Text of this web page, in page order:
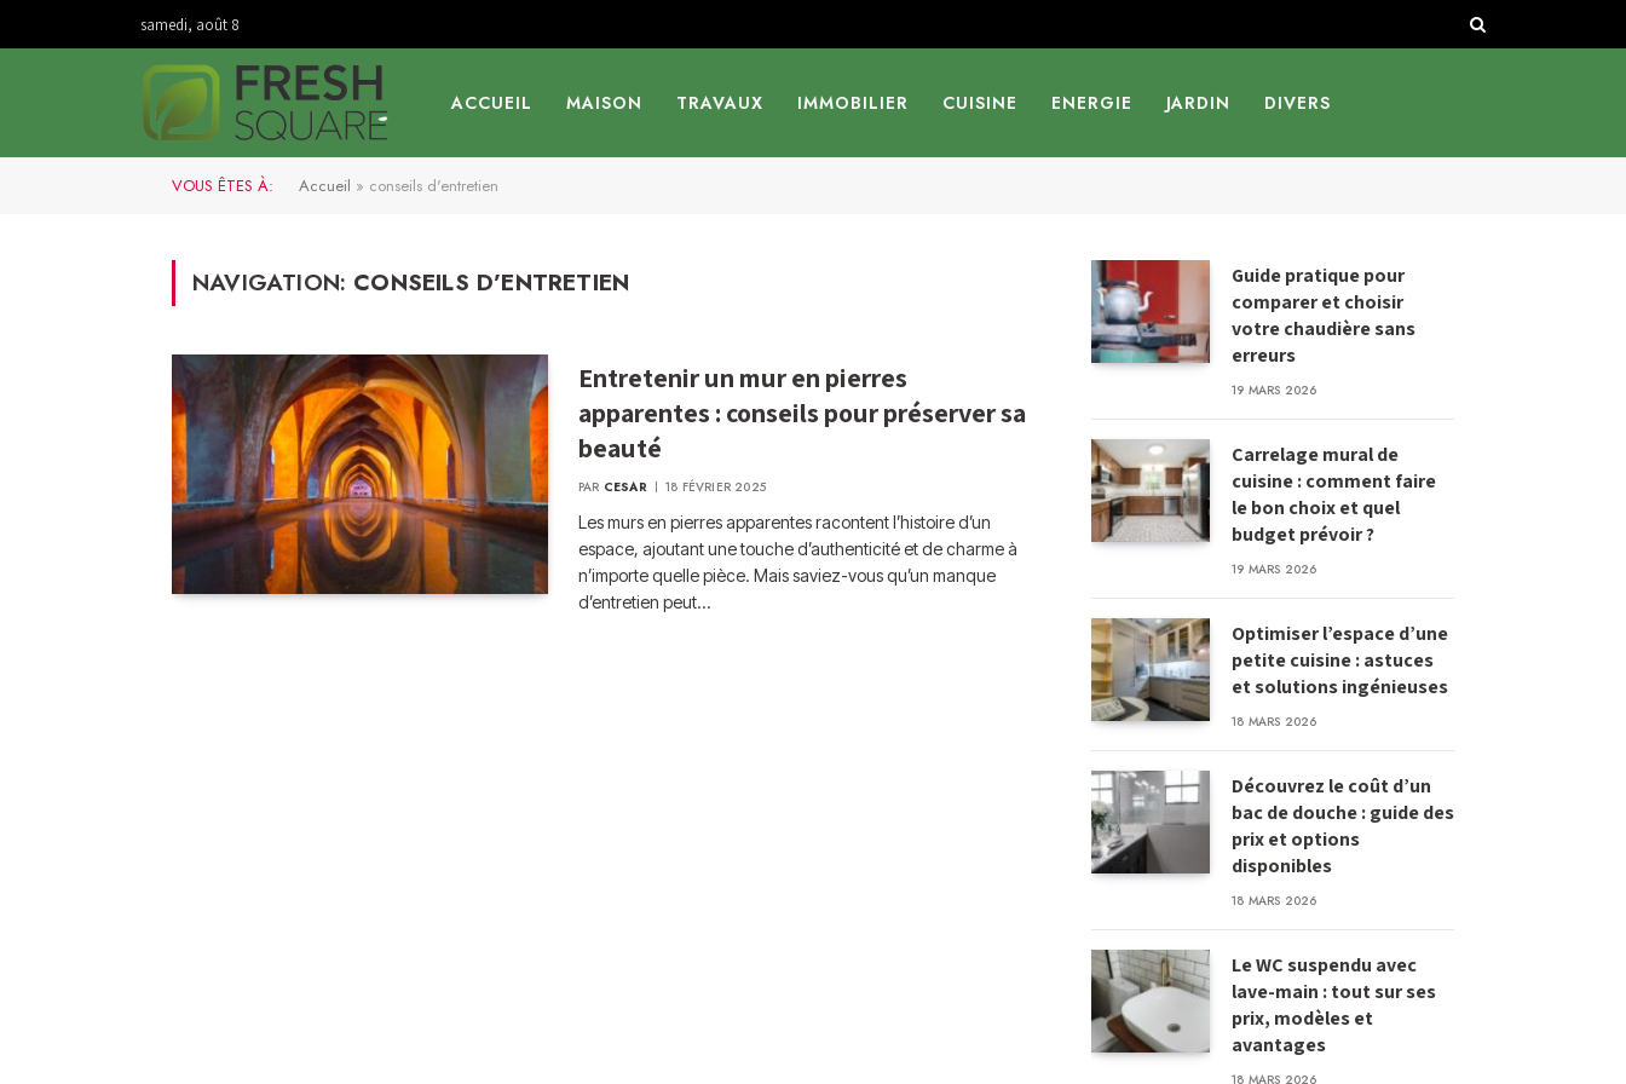
samedi, août 8
ACCUEIL MAISON TRAVAUX IMMOBILIER CUISINE ENERGIE JARDIN DIVERS
VOUS ÊTES À: Accueil » conseils d'entretien
NAVIGATION: CONSEILS D’ENTRETIEN
Entretenir un mur en pierres
apparentes : conseils pour préserver sa
beauté
PAR CESAR 18 FÉVRIER 2025
Les murs en pierres apparentes racontent l’histoire d’un
espace, ajoutant une touche d’authenticité et de charme à
n’importe quelle pièce. Mais saviez-vous qu’un manque
d’entretien peut…
Guide pratique pour
comparer et choisir
votre chaudière sans
erreurs
19 MARS 2026
Carrelage mural de
cuisine : comment faire
le bon choix et quel
budget prévoir ?
19 MARS 2026
Optimiser l’espace d’une
petite cuisine : astuces
et solutions ingénieuses
18 MARS 2026
Découvrez le coût d’un
bac de douche : guide des
prix et options
disponibles
18 MARS 2026
Le WC suspendu avec
lave-main : tout sur ses
prix, modèles et
avantages
18 MARS 2026